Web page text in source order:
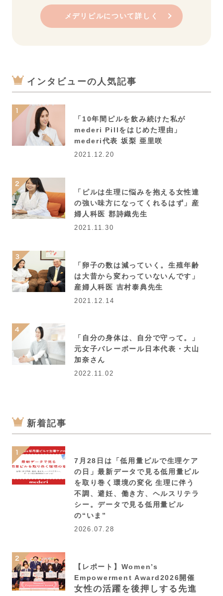
メデリピルについて詳しく
インタビューの人気記事
「10年間ピルを飲み続けた私が
mederi Pillをはじめた理由」
mederi代表 坂梨 亜里咲
2021.12.20
「ピルは生理に悩みを抱える女性達
の強い味方になってくれるはず」産
婦人科医 郡詩織先生
2021.11.30
「卵子の数は減っていく。生殖年齢
は大昔から変わっていないんです」
産婦人科医 吉村泰典先生
2021.12.14
「自分の身体は、自分で守って。」
元女子バレーボール日本代表・大山
加奈さん
2022.11.02
新着記事
7月28日は「低用量ピルで生理ケア
の日」最新データで見る低用量ピル
を取り巻く環境の変化 生理に伴う
不調、避妊、働き方、ヘルスリテラ
シー。データで見る低用量ピル
の“いま”
2026.07.28
【レポート】Women’s
Empowerment Award2026開催
女性の活躍を後押しする先進